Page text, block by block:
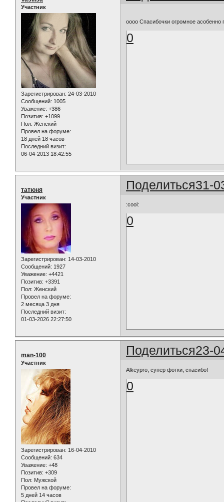
Участник
Зарегистрирован: 24-03-2010
Сообщений: 1005
Уважение: +386
Позитив: +1099
Пол: Женский
Провел на форуме:
18 дней 18 часов
Последний визит:
06-04-2013 18:42:55
оооо Спасибочки огромное
0
Поделиться31-
татюня
Участник
Зарегистрирован: 14-03-2010
Сообщений: 1927
Уважение: +4421
Позитив: +3391
Пол: Женский
Провел на форуме:
2 месяца 3 дня
Последний визит:
01-03-2026 22:27:50
:cool:
0
Поделиться23-
man-100
Участник
Зарегистрирован: 16-04-2010
Сообщений: 634
Уважение: +48
Позитив: +309
Пол: Мужской
Провел на форуме:
5 дней 14 часов
Alkeypro, супер фотки, спасибо!
0